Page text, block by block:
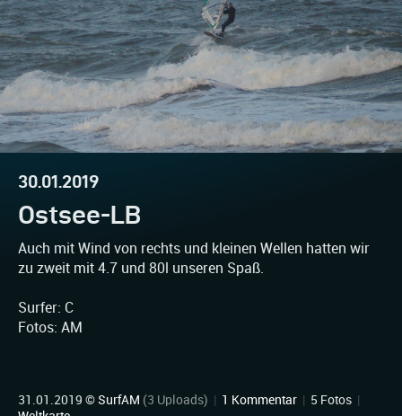
30.01.2019
Ostsee-LB
Auch mit Wind von rechts und kleinen Wellen hatten wir
zu zweit mit 4.7 und 80l unseren Spaß.
Surfer: C
Fotos: AM
31.01.2019 ©SurfAM (3 Uploads) | 1 Kommentar | 5 Fotos |